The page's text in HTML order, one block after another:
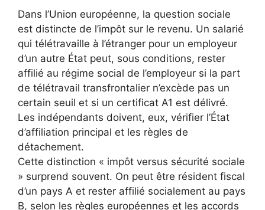
Dans l’Union européenne, la question sociale
est distincte de l’impôt sur le revenu. Un salarié
qui télétravaille à l’étranger pour un employeur
d’un autre État peut, sous conditions, rester
affilié au régime social de l’employeur si la part
de télétravail transfrontalier n’excède pas un
certain seuil et si un certificat A1 est délivré.
Les indépendants doivent, eux, vérifier l’État
d’affiliation principal et les règles de
détachement.
Cette distinction « impôt versus sécurité sociale
» surprend souvent. On peut être résident fiscal
d’un pays A et rester affilié socialement au pays
B, selon les règles européennes et les accords